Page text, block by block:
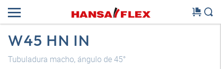
W45 HN IN
Tubuladura macho, ángulo de 45°